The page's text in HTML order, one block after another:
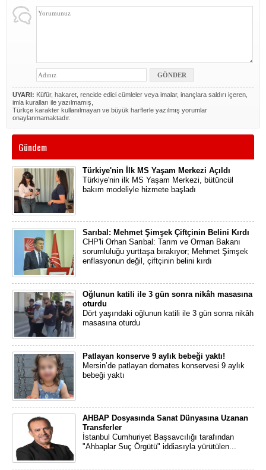
UYARI: Küfür, hakaret, rencide edici cümleler veya imalar, inançlara saldırı içeren,
imla kuralları ile yazılmamış,
Türkçe karakter kullanılmayan ve büyük harflerle yazılmış yorumlar
onaylanmamaktadır.
Gündem
Türkiye'nin İlk MS Yaşam Merkezi Açıldı
Türkiye'nin ilk MS Yaşam Merkezi, bütüncül
bakım modeliyle hizmete başladı
Sarıbal: Mehmet Şimşek Çiftçinin Belini Kırdı
CHP'li Orhan Sarıbal: Tarım ve Orman Bakanı
sorumluluğu yurttaşa bırakıyor; Mehmet Şimşek
enflasyonun değil, çiftçinin belini kırdı
Oğlunun katili ile 3 gün sonra nikâh masasına
oturdu
Dört yaşındaki oğlunun katili ile 3 gün sonra nikâh
masasına oturdu
Patlayan konserve 9 aylık bebeği yaktı!
Mersin’de patlayan domates konservesi 9 aylık
bebeği yaktı
AHBAP Dosyasında Sanat Dünyasına Uzanan
Transferler
İstanbul Cumhuriyet Başsavcılığı tarafından
"Ahbaplar Suç Örgütü" iddiasıyla yürütülen...